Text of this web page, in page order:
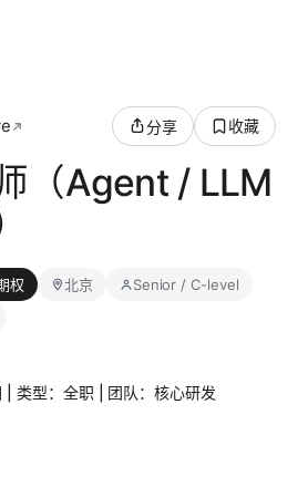
分享 收藏
（Agent / LLM
权 北京
Senior / C-level
| 类型：全职 | 团队：核心研发